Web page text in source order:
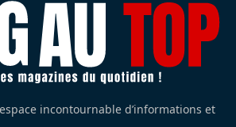
espace incontournable d’informations et